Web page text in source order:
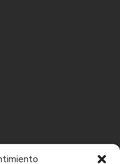
d´Aro, Girona